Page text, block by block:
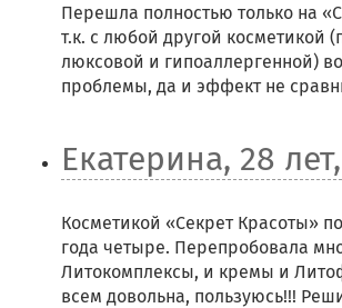
Перешла полностью только на
т.к. с любой другой косметикой
люксовой и гипоаллергенной)
проблемы, да и эффект не
Екатерина, 28
Косметикой «Секрет Красоты»
года четыре. Перепробовала
Литокомплексы, и кремы и
всем довольна, пользуюсь!!!